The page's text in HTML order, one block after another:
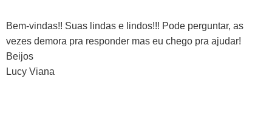
Bem-vindas!! Suas lindas e lindos!!! Pode perguntar, as
vezes demora pra responder mas eu chego pra ajudar!
Beijos
Lucy Viana